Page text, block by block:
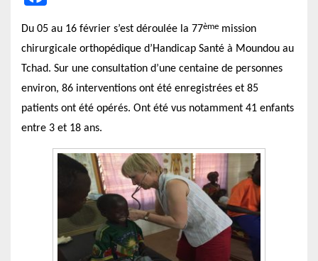
a
c
e
b
o
o
k
Du 05 au 16 février s’est déroulée la 77ème mission
chirurgicale orthopédique d’Handicap Santé à Moundou au
Tchad. Sur une consultation d’une centaine de personnes
environ, 86 interventions ont été enregistrées et 85
patients ont été opérés. Ont été vus notamment 41 enfants
entre 3 et 18 ans.